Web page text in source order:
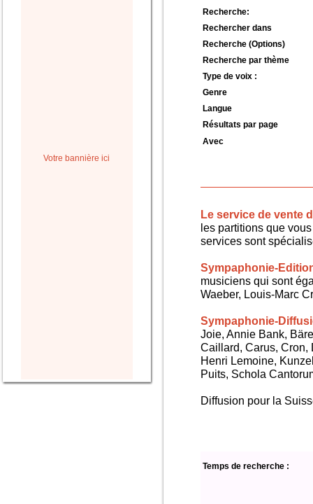
Votre bannière ici
Recherche:
Rechercher dans
Recherche (Options)
Recherche par thème
Type de voix :
Genre
Langue
Résultats par page
Avec
Le service de vente
les partitions que
services sont
Sympaphonie-
musiciens qui sont
Waeber, Louis-Marc
Sympaphonie-
Joie, Annie Bank,
Caillard, Carus, Cron,
Henri Lemoine,
Puits, Schola
Diffusion pour la
Temps de recherche :